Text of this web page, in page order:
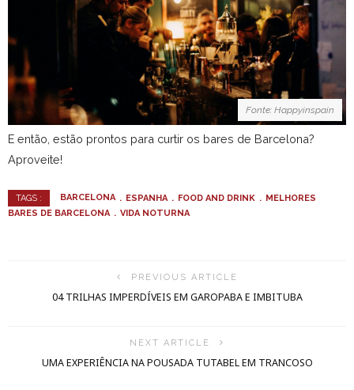
Fonte: Happyinspain
E então, estão prontos para curtir os bares de Barcelona?
Aproveite!
TAGS : BARCELONA ESPANHA FOOD AND DRINK
MELHORES
BARES DE BARCELONA
VIDA NOTURNA
PREVIOUS ARTICLE
04 TRILHAS IMPERDÍVEIS EM GAROPABA E IMBITUBA
NEXT ARTICLE
UMA EXPERIÊNCIA NA POUSADA TUTABEL EM TRANCOSO